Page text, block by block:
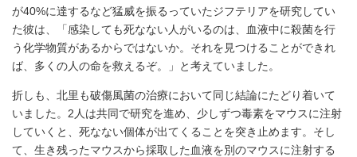
が40%に達するなど猛威を振るっていたジフテリアを研究してい
た彼は、「感染しても死なない人がいるのは、血液中に殺菌を行
う化学物質があるからではないか。それを見つけることができれ
ば、多くの人の命を救えるぞ。」と考えていました。
折しも、北里も破傷風菌の治療において同じ結論にたどり着いて
いました。2人は共同で研究を進め、少しずつ毒素をマウスに注射
していくと、死なない個体が出てくることを突き止めます。そし
て、生き残ったマウスから採取した血液を別のマウスに注射する